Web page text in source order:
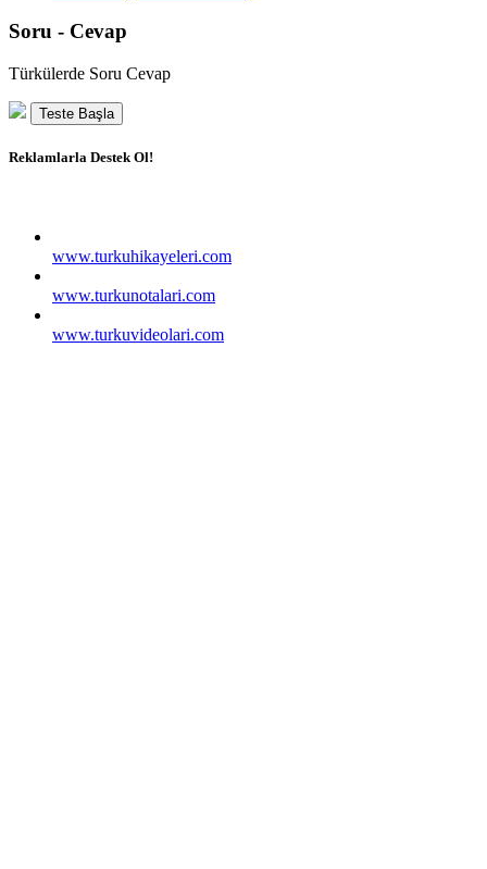
Soru - Cevap
Türkülerde Soru Cevap
Teste Başla
Reklamlarla Destek Ol!
www.turkuhikayeleri.com
www.turkunotalari.com
www.turkuvideolari.com